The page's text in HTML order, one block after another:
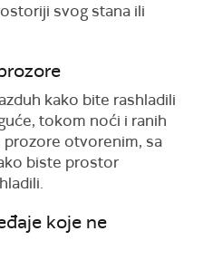
svog stana ili
kako bite rashladili
tokom noći i ranih
otvorenim, sa
biste prostor
koje ne